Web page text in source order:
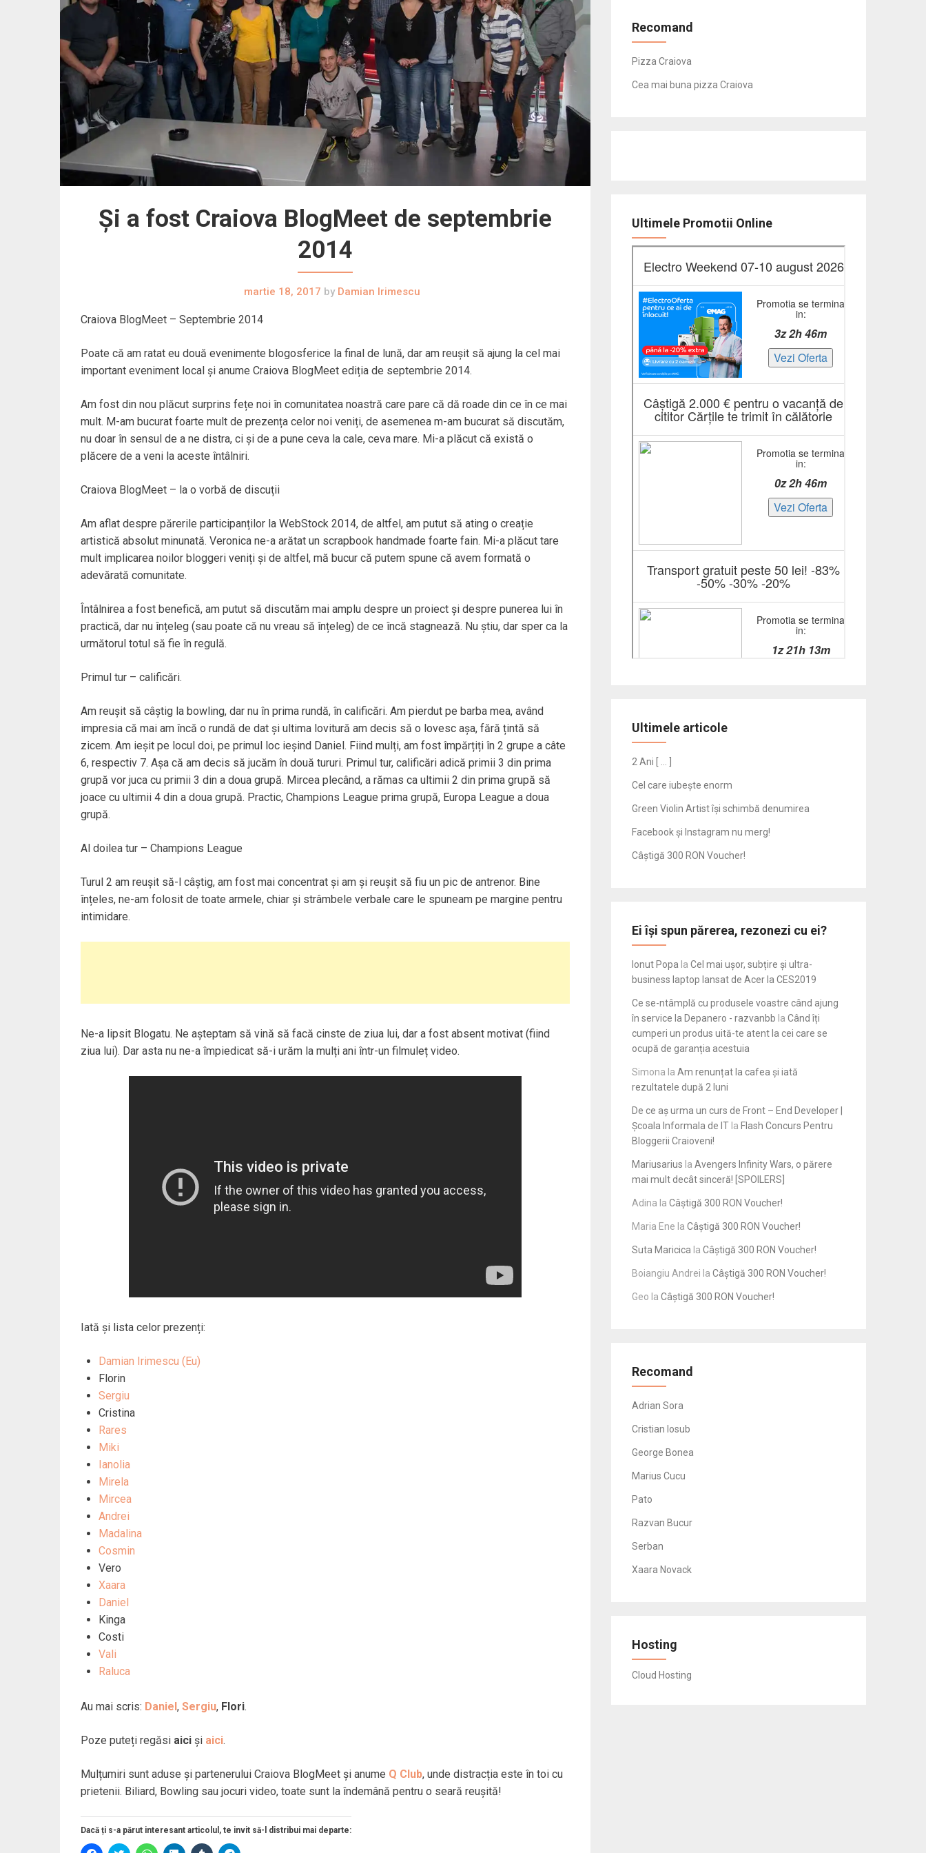
Și a fost Craiova BlogMeet de septembrie
2014
martie 18, 2017 by Damian Irimescu
Craiova BlogMeet – Septembrie 2014
Poate că am ratat eu două evenimente blogosferice la final de lună, dar am reușit să ajung la cel mai
important eveniment local și anume Craiova BlogMeet ediția de septembrie 2014.
Am fost din nou plăcut surprins fețe noi în comunitatea noastră care pare că dă roade din ce în ce mai
mult. M-am bucurat foarte mult de prezența celor noi veniți, de asemenea m-am bucurat să discutăm,
nu doar în sensul de a ne distra, ci și de a pune ceva la cale, ceva mare. Mi-a plăcut că există o
plăcere de a veni la aceste întâlniri.
Craiova BlogMeet – la o vorbă de discuții
Am aflat despre părerile participanților la WebStock 2014, de altfel, am putut să ating o creație
artistică absolut minunată. Veronica ne-a arătat un scrapbook handmade foarte fain. Mi-a plăcut tare
mult implicarea noilor bloggeri veniți și de altfel, mă bucur că putem spune că avem formată o
adevărată comunitate.
Întâlnirea a fost benefică, am putut să discutăm mai amplu despre un proiect și despre punerea lui în
practică, dar nu înțeleg (sau poate că nu vreau să înțeleg) de ce încă stagnează. Nu știu, dar sper ca la
următorul totul să fie în regulă.
Primul tur – calificări.
Am reușit să câștig la bowling, dar nu în prima rundă, în calificări. Am pierdut pe barba mea, având
impresia că mai am încă o rundă de dat și ultima lovitură am decis să o lovesc așa, fără țintă să
zicem. Am ieșit pe locul doi, pe primul loc ieșind Daniel. Fiind mulți, am fost împărțiți în 2 grupe a câte
6, respectiv 7. Așa că am decis să jucăm în două tururi. Primul tur, calificări adică primii 3 din prima
grupă vor juca cu primii 3 din a doua grupă. Mircea plecând, a rămas ca ultimii 2 din prima grupă să
joace cu ultimii 4 din a doua grupă. Practic, Champions League prima grupă, Europa League a doua
grupă.
Al doilea tur – Champions League
Turul 2 am reușit să-l câștig, am fost mai concentrat și am și reușit să fiu un pic de antrenor. Bine
înțeles, ne-am folosit de toate armele, chiar și strâmbele verbale care le spuneam pe margine pentru
intimidare.
Ne-a lipsit Blogatu. Ne așteptam să vină să facă cinste de ziua lui, dar a fost absent motivat (fiind
ziua lui). Dar asta nu ne-a împiedicat să-i urăm la mulți ani într-un filmuleț video.
Iată și lista celor prezenți:
Damian Irimescu (Eu)
Florin
Sergiu
Cristina
Rares
Miki
Ianolia
Mirela
Mircea
Andrei
Madalina
Cosmin
Vero
Xaara
Daniel
Kinga
Costi
Vali
Raluca
Au mai scris: Daniel, Sergiu, Flori.
Poze puteți regăsi aici și aici.
Mulțumiri sunt aduse și partenerului Craiova BlogMeet și anume Q Club, unde distracția este în toi cu
prietenii. Biliard, Bowling sau jocuri video, toate sunt la îndemână pentru o seară reușită!
Dacă ți s-a părut interesant articolul, te invit să-l distribui mai departe:
Recomand
Pizza Craiova
Cea mai buna pizza Craiova
Ultimele Promotii Online
Ultimele articole
2 Ani [ … ]
Cel care iubește enorm
Green Violin Artist își schimbă denumirea
Facebook și Instagram nu merg!
Câștigă 300 RON Voucher!
Ei își spun părerea, rezonezi cu ei?
Ionut Popa laCel mai ușor, subțire și ultra-
business laptop lansat de Acer la CES2019
Ce se-ntâmplă cu produsele voastre când ajung
în service la Depanero - razvanbb laCând îți
cumperi un produs uită-te atent la cei care se
ocupă de garanția acestuia
Simona laAm renunțat la cafea și iată
rezultatele după 2 luni
De ce aș urma un curs de Front – End Developer |
Școala Informala de IT la Flash Concurs Pentru
Bloggerii Craioveni!
Mariusarius laAvengers Infinity Wars, o părere
mai mult decât sinceră! [SPOILERS]
Adina laCâștigă 300 RON Voucher!
Maria Ene laCâștigă 300 RON Voucher!
Suta Maricica laCâștigă 300 RON Voucher!
Boiangiu Andrei laCâștigă 300 RON Voucher!
Geo laCâștigă 300 RON Voucher!
Recomand
Adrian Sora
Cristian Iosub
George Bonea
Marius Cucu
Pato
Razvan Bucur
Serban
Xaara Novack
Hosting
Cloud Hosting